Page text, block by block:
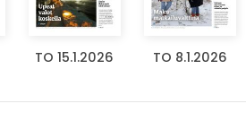
TO 15.1.2026 TO 8.1.2026